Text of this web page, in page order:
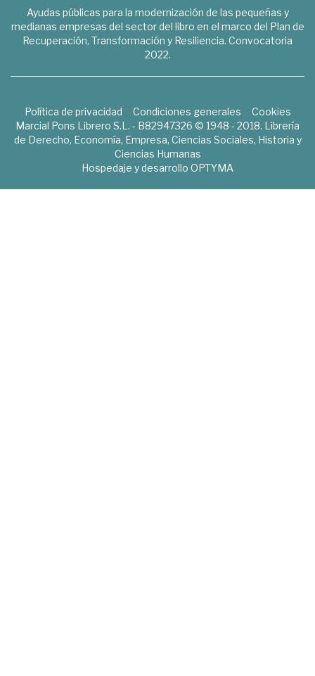
Ayudas públicas para la modernización de las pequeñas y
medianas empresas del sector del libro en el marco del Plan de
Recuperación, Transformación y Resiliencia. Convocatoria
2022.
Política de privacidad Condiciones generales
Cookies
Marcial Pons Librero S.L. - B82947326 © 1948 - 2018. Librería
de Derecho, Economía, Empresa, Ciencias Sociales, Historia y
Ciencias Humanas
Hospedaje y desarrollo OPTYMA